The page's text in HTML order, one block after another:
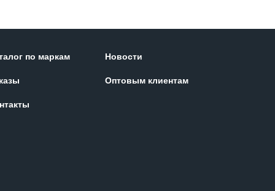
по маркам
Новости
Оптовым клиентам